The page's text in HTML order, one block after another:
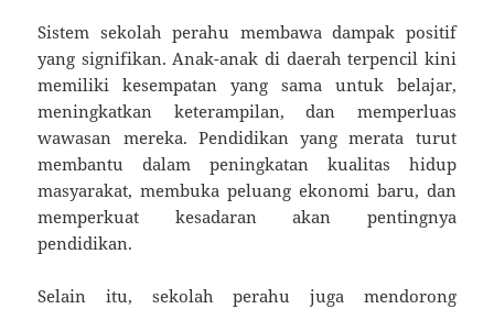
Sistem sekolah perahu membawa dampak positif
yang signifikan. Anak-anak di daerah terpencil kini
memiliki kesempatan yang sama untuk belajar,
meningkatkan keterampilan, dan memperluas
wawasan mereka. Pendidikan yang merata turut
membantu dalam peningkatan kualitas hidup
masyarakat, membuka peluang ekonomi baru, dan
memperkuat kesadaran akan pentingnya
pendidikan.
Selain itu, sekolah perahu juga mendorong